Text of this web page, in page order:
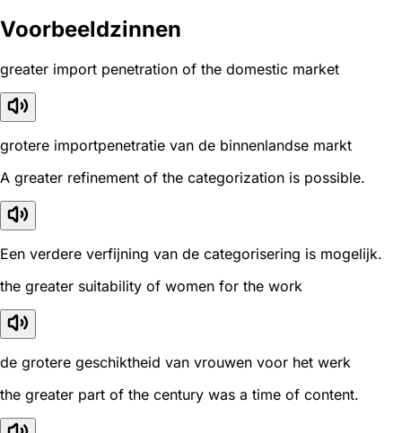
Voorbeeldzinnen
greater import penetration of the domestic market
grotere importpenetratie van de binnenlandse markt
A greater refinement of the categorization is possible.
Een verdere verfijning van de categorisering is mogelijk.
the greater suitability of women for the work
de grotere geschiktheid van vrouwen voor het werk
the greater part of the century was a time of content.